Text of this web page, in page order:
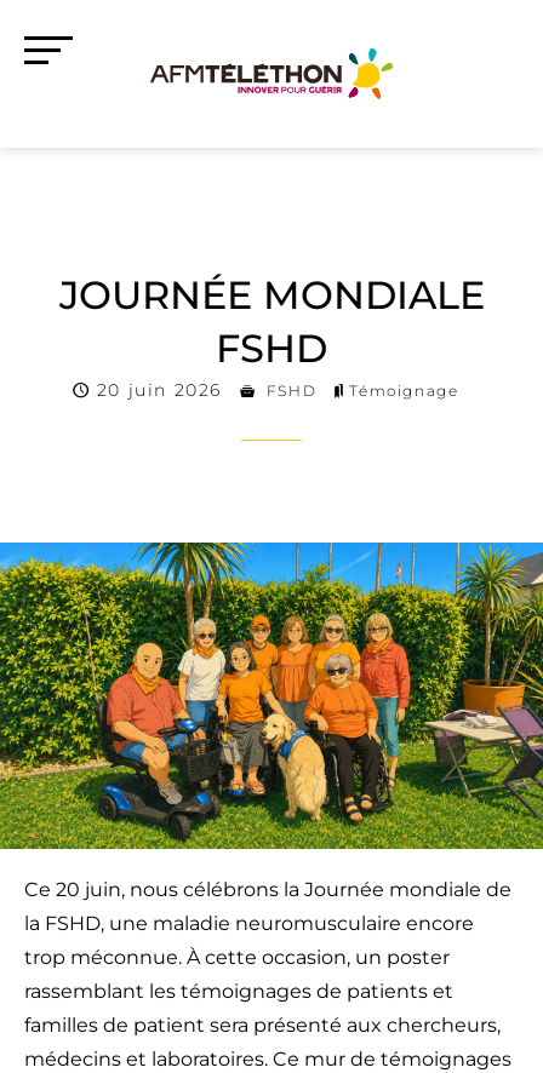
JOURNÉE MONDIALE
FSHD
20 juin 2026 FSHD Témoignage
Ce 20 juin, nous célébrons la Journée mondiale de
la FSHD, une maladie neuromusculaire encore
trop méconnue. À cette occasion, un poster
rassemblant les témoignages de patients et
familles de patient sera présenté aux chercheurs,
médecins et laboratoires. Ce mur de témoignages